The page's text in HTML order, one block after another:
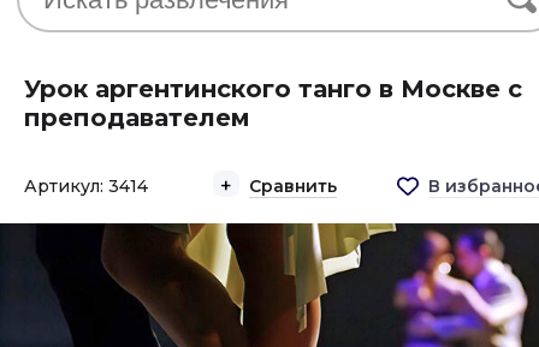
Урок аргентинского танго в Москве с
преподавателем
Артикул: 3414 Сравнить В